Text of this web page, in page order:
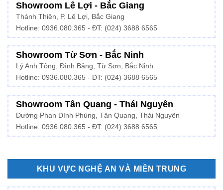
Showroom Lê Lợi - Bắc Giang
Thánh Thiên, P. Lê Lợi, Bắc Giang
Hotline: 0936.080.365 - ĐT: (024) 3688 6565
Showroom Từ Sơn - Bắc Ninh
Lý Anh Tông, Đình Bảng, Từ Sơn, Bắc Ninh
Hotline: 0936.080.365 - ĐT: (024) 3688 6565
Showroom Tân Quang - Thái Nguyên
Đường Phan Đình Phùng, Tân Quang, Thái Nguyên
Hotline: 0936.080.365 - ĐT: (024) 3688 6565
KHU VỰC NGHỆ AN VÀ MIỀN TRUNG